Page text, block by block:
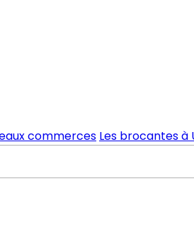
commerces Les brocantes à